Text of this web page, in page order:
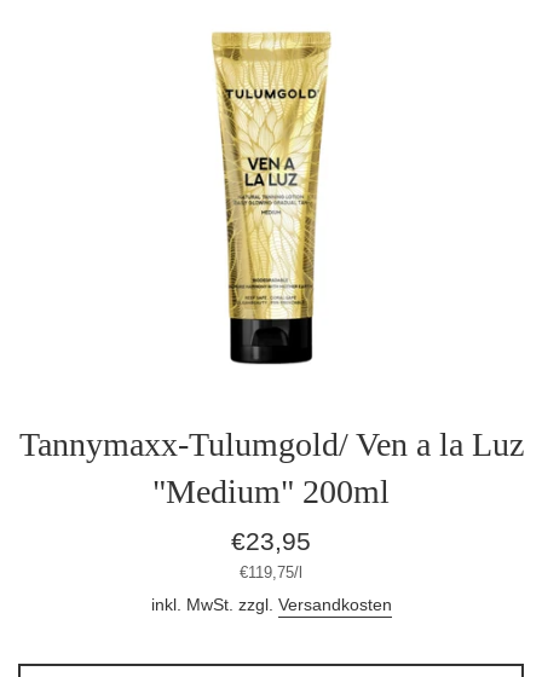
Tannymaxx-Tulumgold/ Ven a la Luz
"Medium" 200ml
Normaler
Preis
€23,95
Stückpreis
€119,75/pro
inkl. MwSt. zzgl. Versandkosten